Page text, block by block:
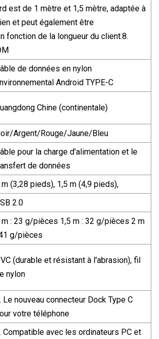
est de 1 mètre et 1,5 mètre, adaptée à
et peut également être
fonction de la longueur du client.8.
de données en nylon
Android TYPE-C
Chine (continentale)
Argent/Rouge/Jaune/Bleu
pour la charge d'alimentation et le
de données
m (3,28 pieds), 1,5 m (4,9 pieds),
2.0
m : 23 g/pièces 1,5 m : 32 g/pièces 2 m
g/pièces
(durable et résistant à l'abrasion), fil
nylon
Le nouveau connecteur Dock Type C
votre téléphone
Compatible avec les ordinateurs PC et